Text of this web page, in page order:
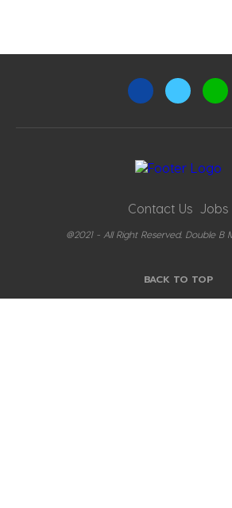
Contact Us Jobs
@2021 - All Right Reserved. Double B
BACK TO TOP